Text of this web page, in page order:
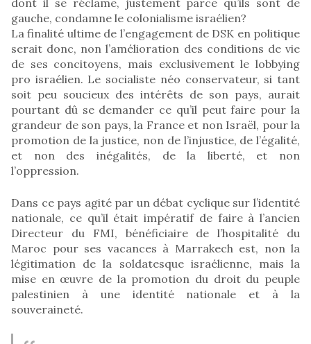
gauche, condamne le colonialisme israélien?
La finalité ultime de l’engagement de DSK en politique
serait donc, non l’amélioration des conditions de vie
de ses concitoyens, mais exclusivement le lobbying
pro israélien. Le socialiste néo conservateur, si tant
soit peu soucieux des intérêts de son pays, aurait
pourtant dû se demander ce qu’il peut faire pour la
grandeur de son pays, la France et non Israël, pour la
promotion de la justice, non de l’injustice, de l’égalité,
et non des inégalités, de la liberté, et non
l’oppression.
Dans ce pays agité par un débat cyclique sur l’identité
nationale, ce qu’il était impératif de faire à l’ancien
Directeur du FMI, bénéficiaire de l’hospitalité du
Maroc pour ses vacances à Marrakech est, non la
légitimation de la soldatesque israélienne, mais la
mise en œuvre de la promotion du droit du peuple
palestinien à une identité nationale et à la
souveraineté.